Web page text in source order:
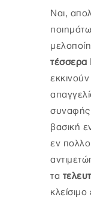
Ναι,
τέσσερα
συναφής
βασική
εν
τα
κλείσιμο